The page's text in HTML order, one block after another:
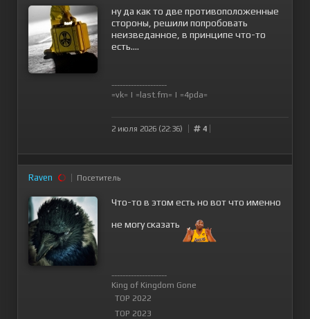
ну да как то две противоположенные
стороны, решили попробовать
неизведанное, в принципе что-то
есть....
--------------------
=vk= | =last.fm= | =4pda=
2 июля 2026 (22:36) 4
Raven Посетитель
Что-то в этом есть но вот что именно
не могу сказать
--------------------
King of Kingdom Gone
TOP 2022
TOP 2023